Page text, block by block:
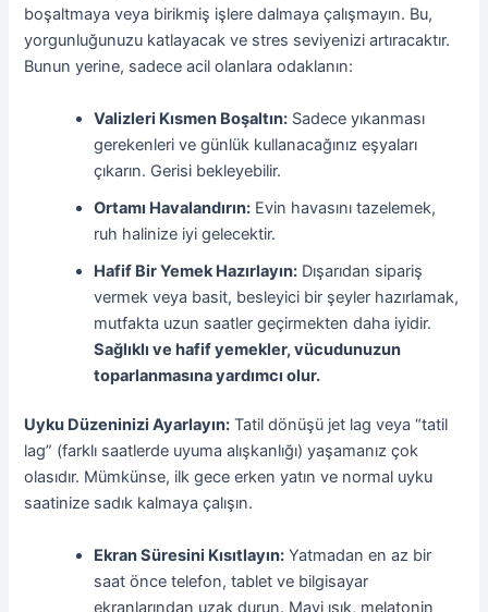
boşaltmaya veya birikmiş işlere dalmaya çalışmayın. Bu,
yorgunluğunuzu katlayacak ve stres seviyenizi artıracaktır.
Bunun yerine, sadece acil olanlara odaklanın:
Valizleri Kısmen Boşaltın: Sadece yıkanması
gerekenleri ve günlük kullanacağınız eşyaları
çıkarın. Gerisi bekleyebilir.
Ortamı Havalandırın: Evin havasını tazelemek,
ruh halinize iyi gelecektir.
Hafif Bir Yemek Hazırlayın: Dışarıdan sipariş
vermek veya basit, besleyici bir şeyler hazırlamak,
mutfakta uzun saatler geçirmekten daha iyidir.
Sağlıklı ve hafif yemekler, vücudunuzun
toparlanmasına yardımcı olur.
Uyku Düzeninizi Ayarlayın: Tatil dönüşü jet lag veya “tatil
lag” (farklı saatlerde uyuma alışkanlığı) yaşamanız çok
olasıdır. Mümkünse, ilk gece erken yatın ve normal uyku
saatinize sadık kalmaya çalışın.
Ekran Süresini Kısıtlayın: Yatmadan en az bir
saat önce telefon, tablet ve bilgisayar
ekranlarından uzak durun. Mavi ışık, melatonin